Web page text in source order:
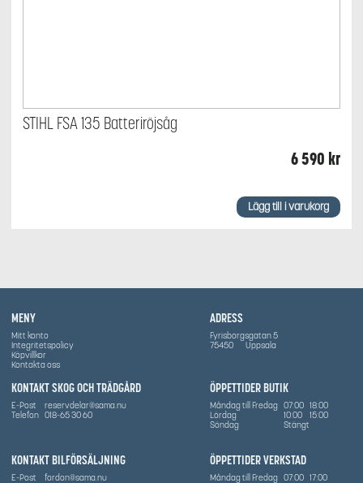
STIHL FSA 135 Batteriröjsåg
6 590 kr
Lägg till i varukorg
MENY
Mitt konto
Integritetspolicy
Köpvillkor
Kontakta oss
ÖPPETTIDER BUTIK
Måndag till Fredag 07:00 18:00
Lördag
10:00
15:00
Söndag
Stängt
ÖPPETTIDER VERKSTAD
Måndag till Fredag 07:00 17:00
ADRESS
Fyrisborgsgatan 5
75450
Uppsala
KONTAKT SKOG OCH TRÄDGÅRD
E-Post
reservdelar@sama.nu
Telefon 018-65 30 60
KONTAKT BILFÖRSÄLJNING
E-Post
fordon@sama.nu